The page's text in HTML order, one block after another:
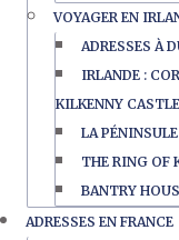
VOYAGER EN
ADRESSES À
IRLANDE :
KILKENNY CASTLE
LA
THE RING OF
BANTRY
ADRESSES EN FRANCE